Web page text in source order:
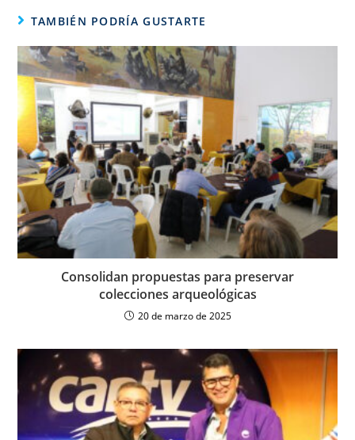
TAMBIÉN PODRÍA GUSTARTE
Consolidan propuestas para preservar
colecciones arqueológicas
20 de marzo de 2025